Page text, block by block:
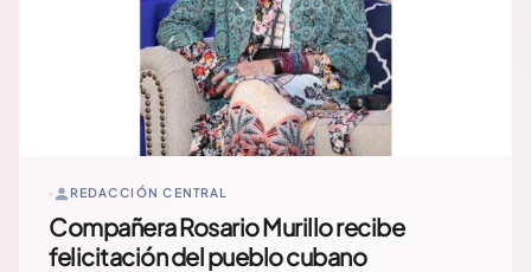
REDACCIÓN CENTRAL
Compañera Rosario Murillo recibe
felicitación del pueblo cubano